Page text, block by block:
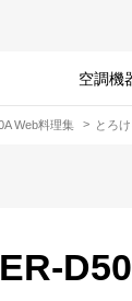
空調機
Web料理集 とろ
ER-